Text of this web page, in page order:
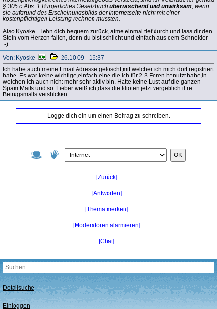
OK
[Zurück]
[Antworten]
[Thema merken]
[Moderatoren alarmieren]
[Chat]
Detailsuche
Einloggen
§ 305 c Abs. 1 Bürgerliches Gesetzbuch überraschend und unwirksam , wenn
sie aufgrund des Erscheinungsbilds der Internetseite nicht mit einer
kostenpflichtigen Leistung rechnen mussten.
Also Kyoske... lehn dich bequem zurück, atme einmal tief durch und lass dir den
Stein vom Herzen fallen, denn du bist schlicht und einfach aus dem Schneider
:-)
Von: Kyoske
26.10.09 - 16:37
Ich habe auch meine Email Adresse gelöscht,mit welcher ich mich dort registriert
habe. Es war keine wichtige,einfach eine die ich für 2-3 Foren benutzt habe,in
welchen ich auch nicht mehr sehr aktiv bin. Hatte keine Lust auf die ganzen
Spam Mails und so. Lieber weiß ich,dass die Idioten jetzt vergeblich ihre
Betrugsmails vershicken.
Logge dich ein um einen Beitrag zu schreiben.